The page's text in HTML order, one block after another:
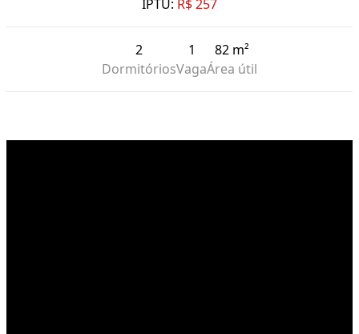
IPTU: R$ 257
2
Dormitórios
1
Vaga
82 m²
Área útil